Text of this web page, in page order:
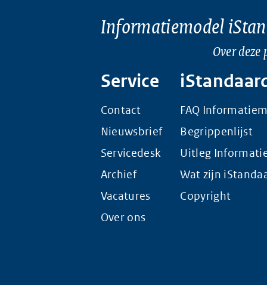
Informatiemodel
Over
Service
Contact
Nieuwsbrief
Servicedesk
Archief
Vacatures
Over ons
FAQ
Begrippenlijst
Uitleg
Wat zijn
Copyright